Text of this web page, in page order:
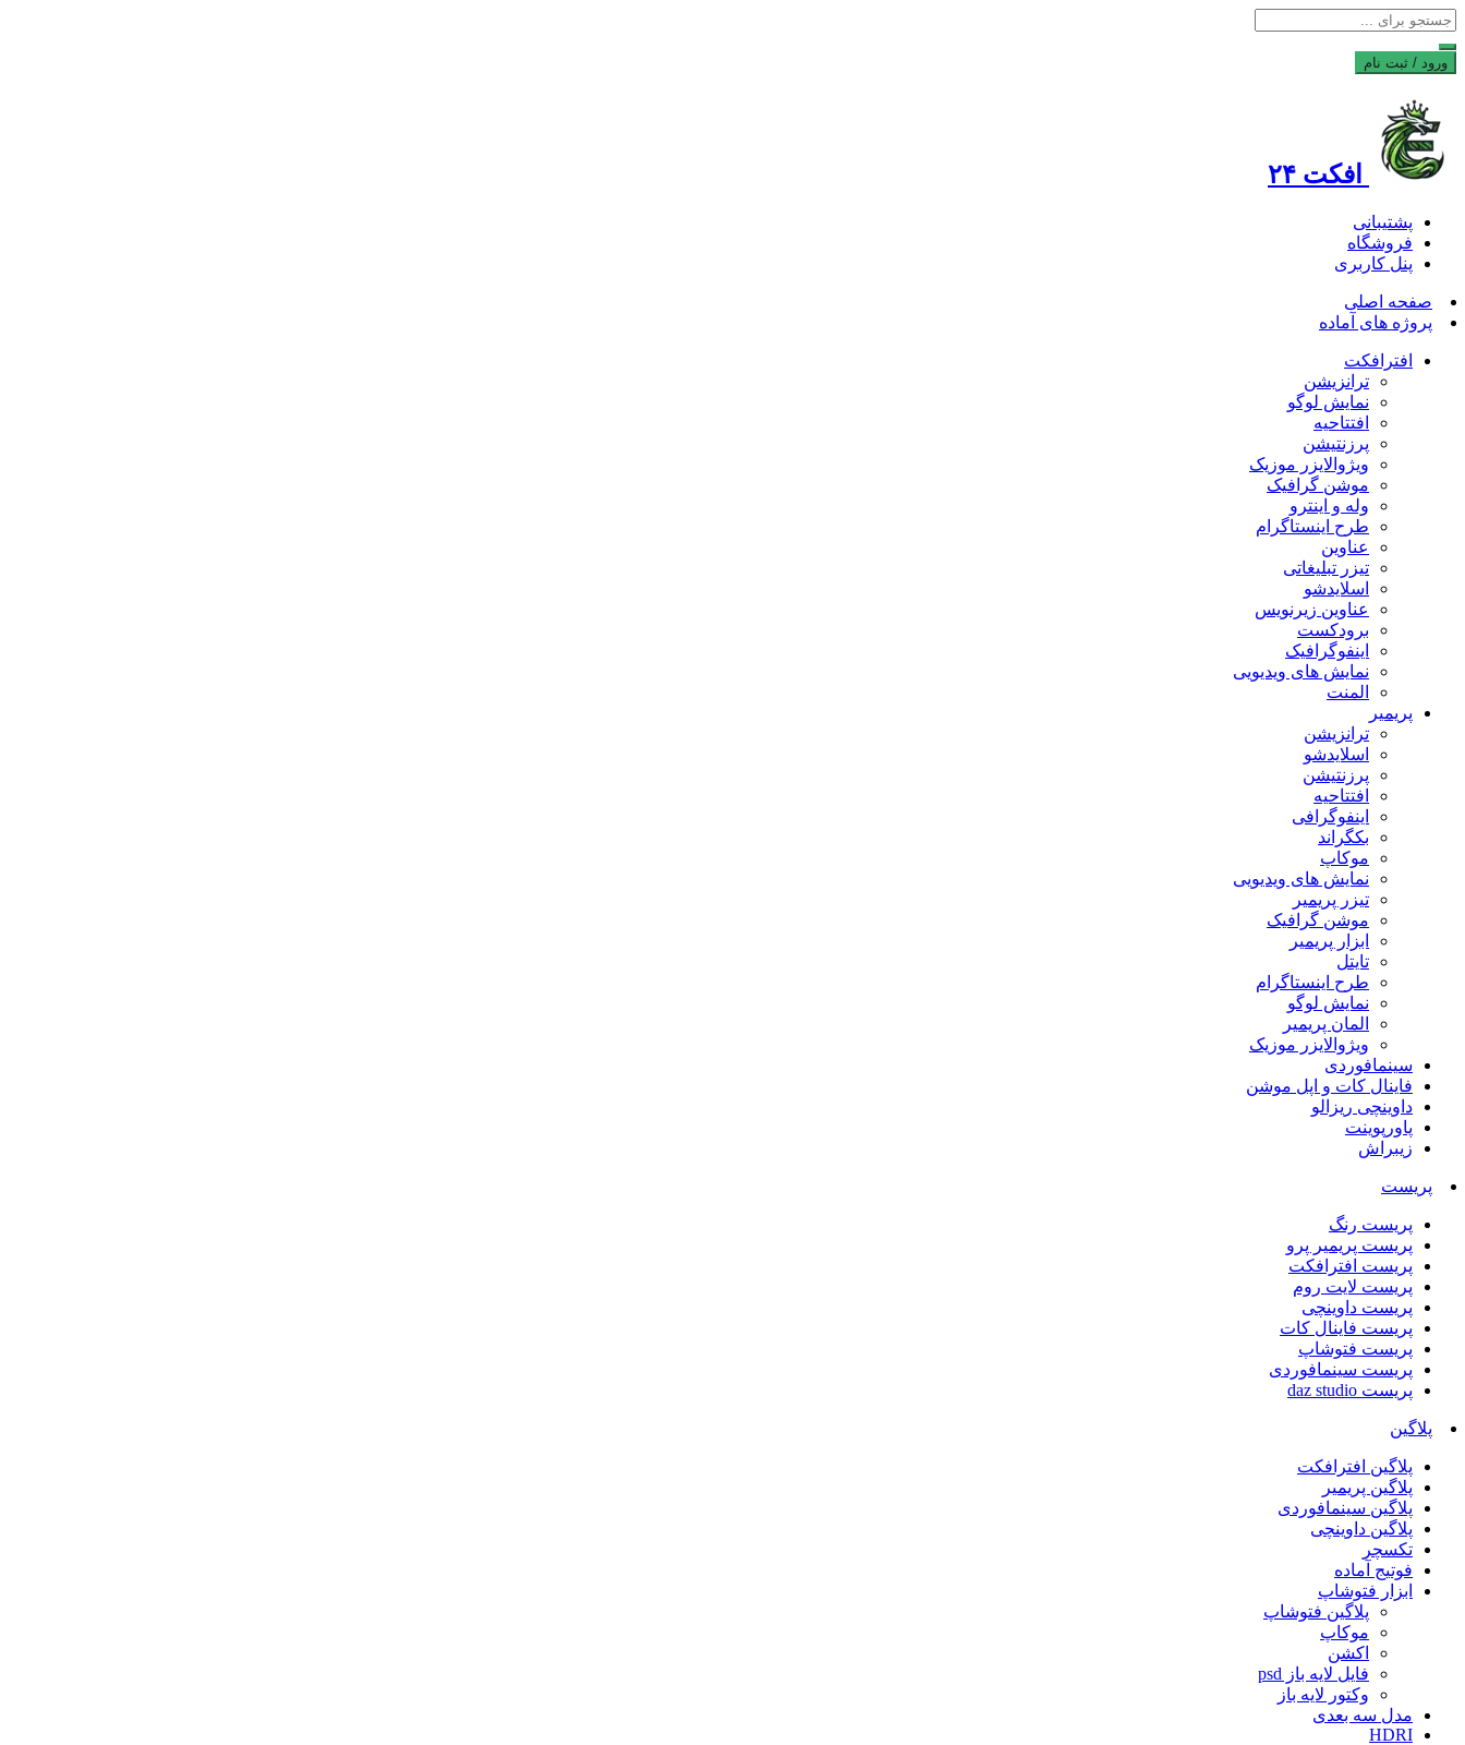
ورود / ثبت نام
افکت ۲۴
پشتیبانی
فروشگاه
پنل کاربری
صفحه اصلی
پروژه های آماده
افترافکت
ترانزیشن
نمایش لوگو
افتتاحیه
پرزنتیشن
ویژوالایزر موزیک
موشن گرافیک
وله و اینترو
طرح اینستاگرام
عناوین
تیزر تبلیغاتی
اسلایدشو
عناوین زیرنویس
برودکست
اینفوگرافیک
نمایش های ویدیویی
المنت
پریمیر
ترانزیشن
اسلایدشو
پرزنتیشن
افتتاحیه
اینفوگرافی
بکگراند
موکاپ
نمایش های ویدیویی
تیزر پریمیر
موشن گرافیک
ابزار پریمیر
تایتل
طرح اینستاگرام
نمایش لوگو
المان پریمیر
ویژوالایزر موزیک
سینمافوردی
فاینال کات و اپل موشن
داوینچی ریزالو
پاورپوینت
زیبراش
پریست
پریست رنگ
پریست پریمیر پرو
پریست افترافکت
پریست لایت روم
پریست داوینچی
پریست فاینال کات
پریست فتوشاپ
پریست سینمافوردی
پریست daz studio
پلاگین
پلاگین افترافکت
پلاگین پریمیر
پلاگین سینمافوردی
پلاگین داوینچی
تکسچر
فوتیج آماده
ابزار فتوشاپ
پلاگین فتوشاپ
موکاپ
اکشن
فایل لایه باز psd
وکتور لایه باز
مدل سه بعدی
HDRI